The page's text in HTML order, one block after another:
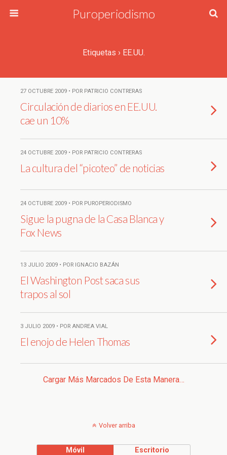
Puroperiodismo
Etiquetas › EE.UU.
27 OCTUBRE 2009 • POR PATRICIO CONTRERAS
Circulación de diarios en EE.UU.
cae un 10%
24 OCTUBRE 2009 • POR PATRICIO CONTRERAS
La cultura del “picoteo” de noticias
24 OCTUBRE 2009 • POR PUROPERIODISMO
Sigue la pugna de la Casa Blanca y
Fox News
13 JULIO 2009 • POR IGNACIO BAZÁN
El Washington Post saca sus
trapos al sol
3 JULIO 2009 • POR ANDREA VIAL
El enojo de Helen Thomas
Cargar Más Marcados De Esta Manera…
Volver arriba
Móvil Escritorio